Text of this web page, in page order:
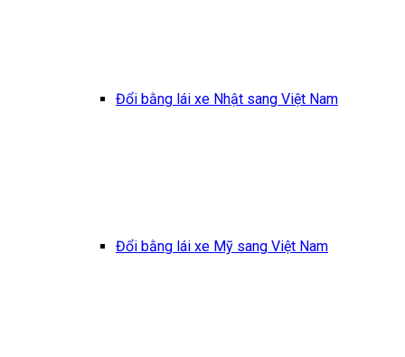
Đổi bằng lái xe Nhật sang Việt Nam
Đổi bằng lái xe Mỹ sang Việt Nam